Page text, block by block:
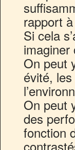
rapport
Si cela
imaginer
On peut
évité,
On peut
des
fonction